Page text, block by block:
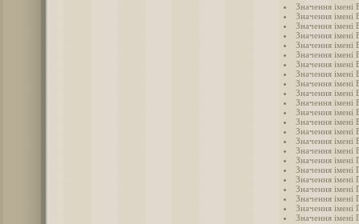
Значення імені
Значення імені
Значення імені
Значення імені
Значення імені
Значення імені
Значення імені
Значення імені
Значення імені
Значення імені
Значення імені
Значення імені
Значення імені
Значення
Значення імені
Значення імені
Значення імені
Значення імені
Значення імені
Значення імені
Значення імені
Значення імені
Значення імені